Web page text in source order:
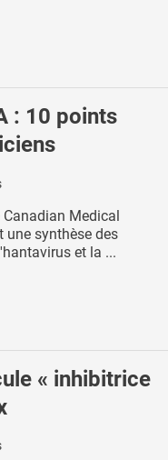
: 10 points
Medical
synthèse des
et la ...
« inhibitrice